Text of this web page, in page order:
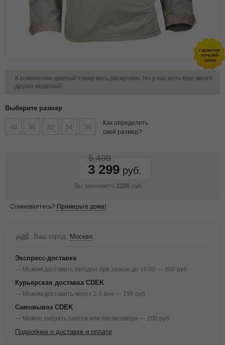
К сожалению данный товар весь раскуплен. Но у нас есть еще много
других моделей!
Выберите размер
48 50 52 54 56
Как определить
свой размер?
3 299
5 499
Вы экономите 2200 руб.
Сомневаетесь? Примерьте дома!
Ваш город: Москва
Экспресс-доставка
— Можем доставить сегодня при заказе до 16:00 — 900 руб
Курьерская доставка CDEK
— Можем доставить через 2-3 дня — 195 руб
Самовывоз CDEK
— Можно забрать завтра или послезавтра — 200 руб
Подробнее о доставке и оплате